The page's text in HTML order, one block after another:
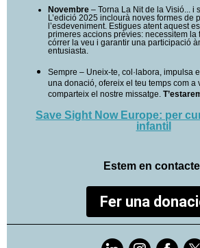
Novembre – Torna La Nit de la Visió... i
L’edició 2025 inclourà noves formes de
l’esdeveniment. Estigues atent aquest
primeres accions prèvies: necessitem la
córrer la veu i garantir una participació
entusiasta.
Sempre – Uneix-te, col·labora, impulsa
una donació, ofereix el teu temps com a
comparteix el nostre missatge.
Save Sight Now Europe: per
infantil
Estem en
Fer una